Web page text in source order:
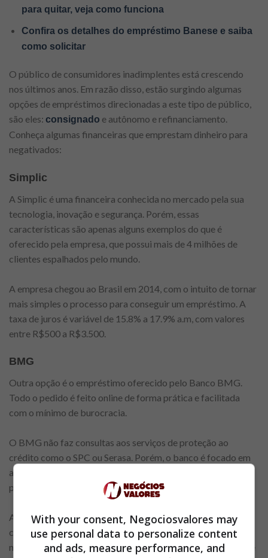
para quitar, veja como funciona
Confira os detalhes do empréstimo Banese e saiba
como solicitar
O público de consumidores inadimplentes está crescendo
nos últimos anos. Em razão disso, estão surgindo algumas
opções de empréstimos direcionadas a este tipo de público,
são eles: consignado e autônomo e refinanciamento.
Conheça algumas financeiras que emprestam dinheiro para
negativados:
Simplic
A Simplic é uma financeira conhecida no mercado pela sua
tecnologia, inovação e segurança. Porém, essas
características são apenas alguns exemplos do que é
oferecido pela empresa, que possui mais de 4 milhões de
clientes espalhados pelo mundo.
A empresa chegou ao Brasil em 2014, com o intuito de tornar
mais simples o processo para conseguir um empréstimo. A
taxa de juros é variável de 15.8% a 17.9% a.m, com valores
entre R$500 a R$3.500.
BMG
Outra opção é o empréstimo oferecido pelo Banco BMG.
Todo o pedido é feito online de forma prática e facilitada
com o mínimo de burocracia.
O BMG não faz consultas aos serviços de proteção ao
crédito como o SPC ou Serasa. Porém, o banco é focado em
atender um público um pouco mais restrito: aposentados,
pensionistas do INSS, investidores e servidores públicos.
A taxa de juros cobrada é de 3,63% a.m. A própria instituição
credora faz uma análise que considera o perfil e as
necessidades dos solicitantes para estabelecer a quantia que
With your consent, Negociosvalores may
use personal data to personalize content
and ads, measure performance, and